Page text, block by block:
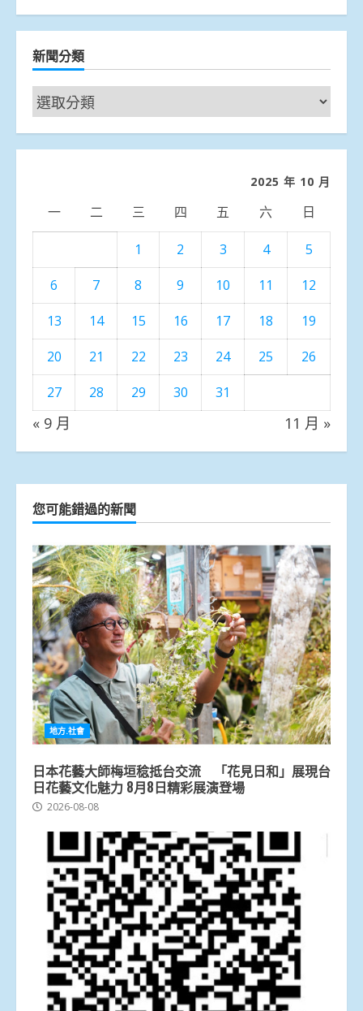
新聞分類
新
聞
分
2025 年 10 月
一 二 三 四 五 六 日
1 2 3 4
5
6
7 8 9 10 11
12
13
14 15 16 17 18
19
20
21 22 23 24 25
26
27
28 29 30 31
« 9 月 11 月 »
您可能錯過的新聞
地方.社會
日本花藝大師梅垣稔抵台交流 「花見日和」展現台
日花藝文化魅力 8月8日精彩展演登場
2026-08-08